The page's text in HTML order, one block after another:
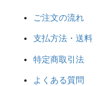
ご注文の流れ
支払方法・送料
特定商取引法
よくある質問